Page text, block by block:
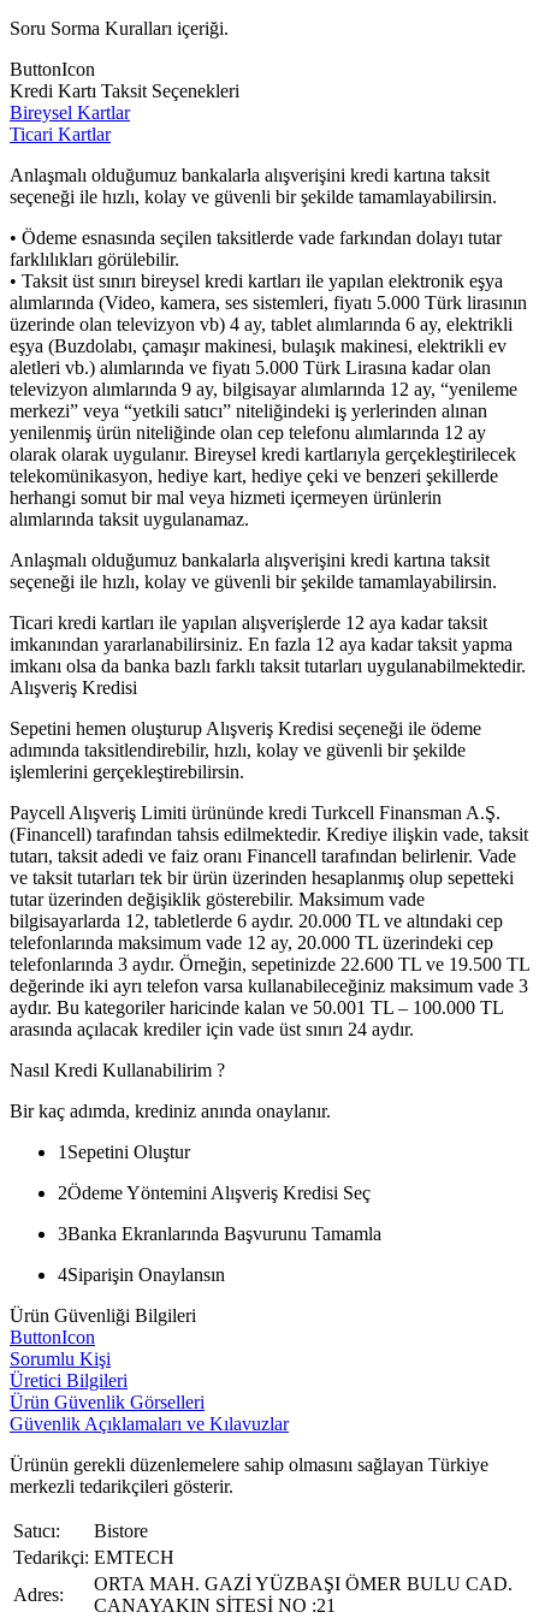
Soru Sorma Kuralları içeriği.
ButtonIcon
Kredi Kartı Taksit Seçenekleri
Bireysel Kartlar
Ticari Kartlar
Anlaşmalı olduğumuz bankalarla alışverişini kredi kartına taksit
seçeneği ile hızlı, kolay ve güvenli bir şekilde tamamlayabilirsin.
• Ödeme esnasında seçilen taksitlerde vade farkından dolayı tutar
farklılıkları görülebilir.
• Taksit üst sınırı bireysel kredi kartları ile yapılan elektronik eşya
alımlarında (Video, kamera, ses sistemleri, fiyatı 5.000 Türk lirasının
üzerinde olan televizyon vb) 4 ay, tablet alımlarında 6 ay, elektrikli
eşya (Buzdolabı, çamaşır makinesi, bulaşık makinesi, elektrikli ev
aletleri vb.) alımlarında ve fiyatı 5.000 Türk Lirasına kadar olan
televizyon alımlarında 9 ay, bilgisayar alımlarında 12 ay, “yenileme
merkezi” veya “yetkili satıcı” niteliğindeki iş yerlerinden alınan
yenilenmiş ürün niteliğinde olan cep telefonu alımlarında 12 ay
olarak olarak uygulanır. Bireysel kredi kartlarıyla gerçekleştirilecek
telekomünikasyon, hediye kart, hediye çeki ve benzeri şekillerde
herhangi somut bir mal veya hizmeti içermeyen ürünlerin
alımlarında taksit uygulanamaz.
Anlaşmalı olduğumuz bankalarla alışverişini kredi kartına taksit
seçeneği ile hızlı, kolay ve güvenli bir şekilde tamamlayabilirsin.
Ticari kredi kartları ile yapılan alışverişlerde 12 aya kadar taksit
imkanından yararlanabilirsiniz. En fazla 12 aya kadar taksit yapma
imkanı olsa da banka bazlı farklı taksit tutarları uygulanabilmektedir.
Alışveriş Kredisi
Sepetini hemen oluşturup Alışveriş Kredisi seçeneği ile ödeme
adımında taksitlendirebilir, hızlı, kolay ve güvenli bir şekilde
işlemlerini gerçekleştirebilirsin.
Paycell Alışveriş Limiti ürününde kredi Turkcell Finansman A.Ş.
(Financell) tarafından tahsis edilmektedir. Krediye ilişkin vade, taksit
tutarı, taksit adedi ve faiz oranı Financell tarafından belirlenir. Vade
ve taksit tutarları tek bir ürün üzerinden hesaplanmış olup sepetteki
tutar üzerinden değişiklik gösterebilir. Maksimum vade
bilgisayarlarda 12, tabletlerde 6 aydır. 20.000 TL ve altındaki cep
telefonlarında maksimum vade 12 ay, 20.000 TL üzerindeki cep
telefonlarında 3 aydır. Örneğin, sepetinizde 22.600 TL ve 19.500 TL
değerinde iki ayrı telefon varsa kullanabileceğiniz maksimum vade 3
aydır. Bu kategoriler haricinde kalan ve 50.001 TL – 100.000 TL
arasında açılacak krediler için vade üst sınırı 24 aydır.
Nasıl Kredi Kullanabilirim ?
Bir kaç adımda, krediniz anında onaylanır.
1 Sepetini Oluştur
2Ödeme Yöntemini Alışveriş Kredisi Seç
3Banka Ekranlarında Başvurunu Tamamla
4Siparişin Onaylansın
Ürün Güvenliği Bilgileri
ButtonIcon
Sorumlu Kişi
Üretici Bilgileri
Ürün Güvenlik Görselleri
Güvenlik Açıklamaları ve Kılavuzlar
Ürünün gerekli düzenlemelere sahip olmasını sağlayan Türkiye
merkezli tedarikçileri gösterir.
Satıcı:
Bistore
Tedarikçi: EMTECH
Adres:
ORTA MAH. GAZİ YÜZBAŞI ÖMER BULU CAD.
CANAYAKIN SİTESİ NO :21